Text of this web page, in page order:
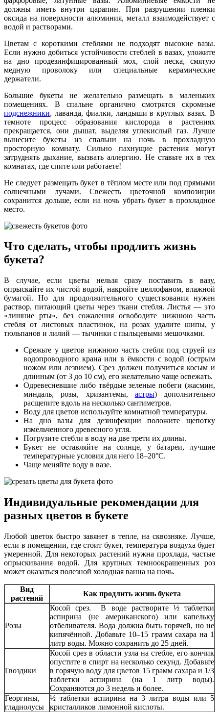
должны иметь внутри царапин. При разрушении пленки
оксида на поверхности алюминия, металл взаимодействует с
водой и растворами.
Цветам с короткими стеблями не подходят высокие вазы.
Если нужно добиться устойчивости стеблей в вазах, уложите
на дно продезинфицированный мох, слой песка, смятую
медную проволоку или специальные керамические
держатели.
Большие букеты не желательно размещать в маленьких
помещениях. В спальне органично смотрятся скромные
подснежники, лаванда, фиалки, ландыши в круглых вазах. В
темноте процесс образования кислорода в растениях
прекращается, они дышат, выделяя углекислый газ. Лучше
вынесите букеты из спальни на ночь в прохладную
просторную комнату. Сильно пахнущие растения могут
затруднять дыхание, вызвать аллергию. Не ставьте их в тех
комнатах, где спите или работаете!
Не следует размещать букет в тёплом месте или под прямыми
солнечными лучами. Свежесть цветочной композиции
сохранится дольше, если на ночь убрать букет в прохладное
место.
Что сделать, чтобы продлить жизнь
букета?
В случае, если цветы нельзя сразу поставить в вазу,
опрыскайте их чистой водой, накройте целлофаном, влажной
бумагой. Но для продолжительного существования нужен
раствор, питающий цветы через ткани стебля. Листья — это
«лишние рты», без сожаления освободите нижнюю часть
стебля от листовых пластинок, на розах удалите шипы, у
тюльпанов и лилий — тычинки с пыльцевыми мешочками.
Срежьте у цветов нижнюю часть стебля под струей из
водопроводного крана или в ёмкости с водой (острым
ножом или лезвием). Срез должен получиться косым и
длинным (от 3 до 10 см), его желательно чаще освежать.
Одревесневшие либо твёрдые зеленые побеги (жасмин,
миндаль, розы, хризантемы, астры) дополнительно
расщепите вдоль на несколько сантиметров.
Воду для цветов используйте комнатной температуры.
На дно вазы для дезинфекции положите щепотку
измельченного древесного угля.
Погрузите стебли в воду на две трети их длины.
Букет не оставляйте на солнце, у батареи, лучшие
температурные условия для него 18–20°С.
Чаще меняйте воду в вазе.
Индивидуальные рекомендации для
разных цветов в букете
Любой цветок быстро завянет в тепле, на сквозняке. Лучше,
если в помещении, где стоит букет, температура воздуха будет
умеренной. Для некоторых растений нужна прохлада, частые
опрыскивания водой. Для крупных темноокрашенных роз
может оказаться полезной холодная ванна на ночь.
Вид
растений
Как продлить жизнь букета
Розы
Косой срез. В воде растворите ½ таблетки
аспирина (не американского) или капельку
отбеливателя. Вода должна быть горячей, но не
кипячённой. Добавьте 10–15 грамм сахара на 1
литр воды. Можно сохранить до 25 дней.
Гвоздики
Косой срез в области узла на стебле, его кончик
опустите в спирт на несколько секунд. Добавьте
в горячую воду для цветов 15 грамм сахара и 1/3
таблетки аспирина (на 1 литр воды).
Сохраняются до 3 недель и более.
Георгины,
гладиолусы
½ таблетки аспирина на 3 литра воды или 5
кристалликов лимонной кислоты.